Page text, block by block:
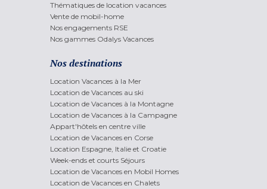
Thématiques de location vacances
Vente de mobil-home
Nos engagements RSE
Nos gammes Odalys Vacances
Nos destinations
Location Vacances à la Mer
Location de Vacances au ski
Location de Vacances à la Montagne
Location de Vacances à la Campagne
Appart'hôtels en centre ville
Location de Vacances en Corse
Location Espagne, Italie et Croatie
Week-ends et courts Séjours
Location de Vacances en Mobil Homes
Location de Vacances en Chalets